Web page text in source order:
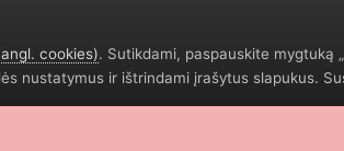
cookies). Sutikdami, paspauskite mygtuką
nustatymus ir ištrindami įrašytus slapukus.